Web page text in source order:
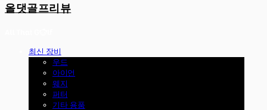
올댓골프리뷰
최신 장비
우드
아이언
웨지
퍼터
기타 용품